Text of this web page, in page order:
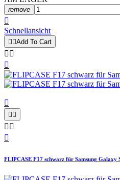
remove

Schnellansicht
 Add To Cart
 


 
 

FLIPCASE F17 schwarz für Samsung Galaxy